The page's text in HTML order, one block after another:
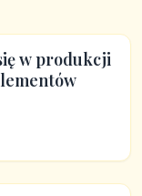
w produkcji